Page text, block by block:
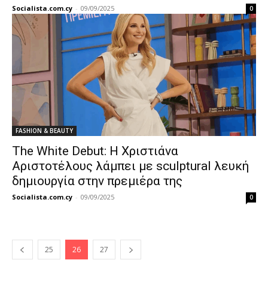
Socialista.com.cy - 09/09/2025 0
FASHION & BEAUTY
The White Debut: Η Χριστιάνα
Αριστοτέλους λάμπει με sculptural λευκή
δημιουργία στην πρεμιέρα της
Socialista.com.cy - 09/09/2025 0
25 26 27